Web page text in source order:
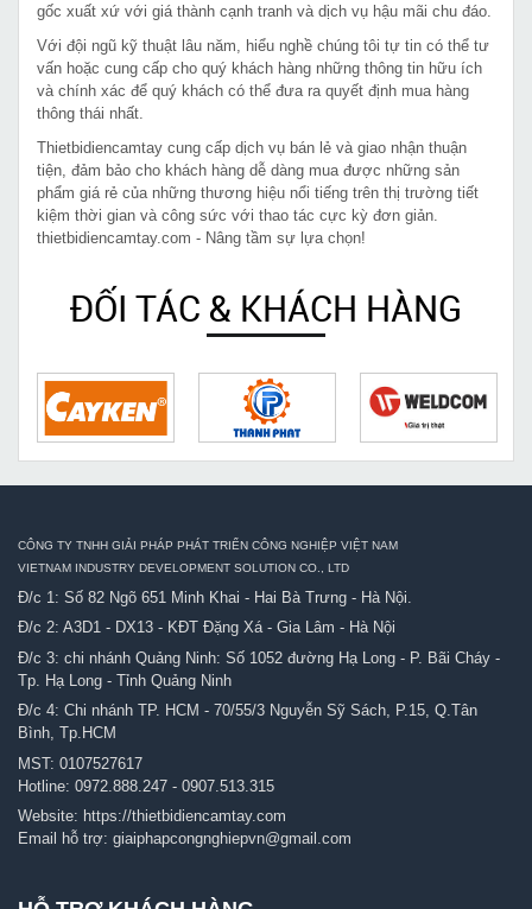
gốc xuất xứ với giá thành cạnh tranh và dịch vụ hậu mãi chu đáo.
Với đội ngũ kỹ thuật lâu năm, hiểu nghề chúng tôi tự tin có thể tư
vấn hoặc cung cấp cho quý khách hàng những thông tin hữu ích
và chính xác để quý khách có thể đưa ra quyết định mua hàng
thông thái nhất.
Thietbidiencamtay cung cấp dịch vụ bán lẻ và giao nhận thuận
tiện, đảm bảo cho khách hàng dễ dàng mua được những sản
phẩm giá rẻ của những thương hiệu nổi tiếng trên thị trường tiết
kiệm thời gian và công sức với thao tác cực kỳ đơn giản.
thietbidiencamtay.com - Nâng tầm sự lựa chọn!
ĐỐI TÁC & KHÁCH HÀNG
CÔNG TY TNHH GIẢI PHÁP PHÁT TRIỂN CÔNG NGHIỆP VIỆT NAM
VIETNAM INDUSTRY DEVELOPMENT SOLUTION CO., LTD
Đ/c 1: Số 82 Ngõ 651 Minh Khai - Hai Bà Trưng - Hà Nội.
Đ/c 2: A3D1 - DX13 - KĐT Đặng Xá - Gia Lâm - Hà Nội
Đ/c 3: chi nhánh Quảng Ninh: Số 1052 đường Hạ Long - P. Bãi Cháy -
Tp. Hạ Long - Tỉnh Quảng Ninh
Đ/c 4: Chi nhánh TP. HCM - 70/55/3 Nguyễn Sỹ Sách, P.15, Q.Tân
Bình, Tp.HCM
MST: 0107527617
Hotline: 0972.888.247 - 0907.513.315
Website: https://thietbidiencamtay.com
Email hỗ trợ: giaiphapcongnghiepvn@gmail.com